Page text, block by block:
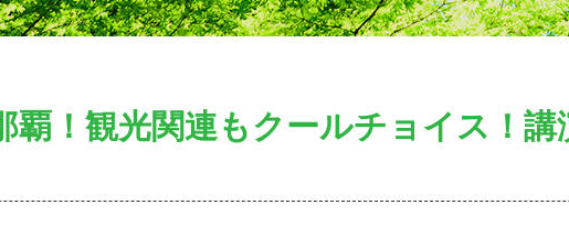
覇！観光関連もクールチョイス！講